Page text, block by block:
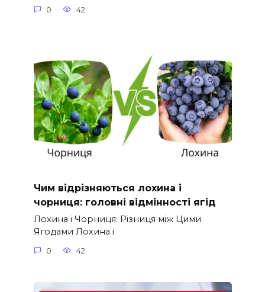
0 42
Чим відрізняються лохина і
чорниця: головні відмінності ягід
Лохина і Чорниця: Різниця між Цими
Ягодами Лохина і
0 42